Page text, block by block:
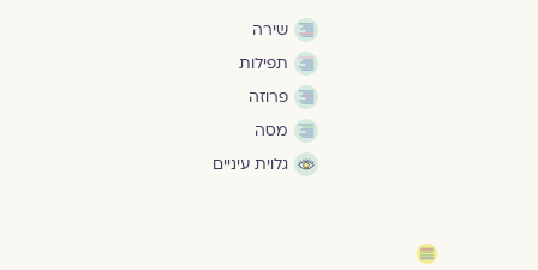
שירה
תפילות
פרוזה
מסה
גלוית עיניים